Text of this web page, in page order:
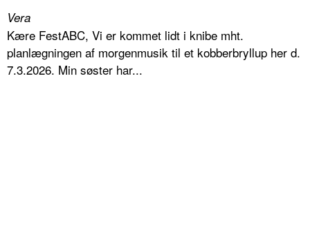
Vera
Kære FestABC, Vi er kommet lidt i knibe mht.
planlægningen af morgenmusik til et kobberbryllup her d.
7.3.2026. Min søster har...